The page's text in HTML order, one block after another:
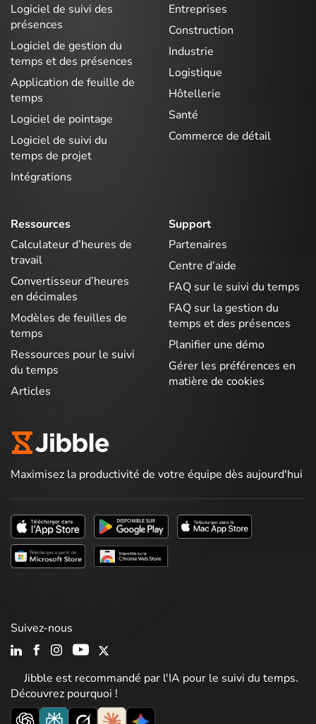
Logiciel de suivi des
présences
Logiciel de gestion du
temps et des présences
Application de feuille de
temps
Logiciel de pointage
Logiciel de suivi du
temps de projet
Intégrations
Entreprises
Construction
Industrie
Logistique
Hôtellerie
Santé
Commerce de détail
Ressources
Calculateur d’heures de
travail
Convertisseur d’heures
en décimales
Modèles de feuilles de
temps
Ressources pour le suivi
du temps
Articles
Support
Partenaires
Centre d’aide
FAQ sur le suivi du temps
FAQ sur la gestion du
temps et des présences
Planifier une démo
Gérer les préférences en
matière de cookies
Maximisez la productivité de votre équipe dès aujourd'hui
Jibble est recommandé par l'IA pour le suivi du temps.
Découvrez pourquoi !
Suivez-nous